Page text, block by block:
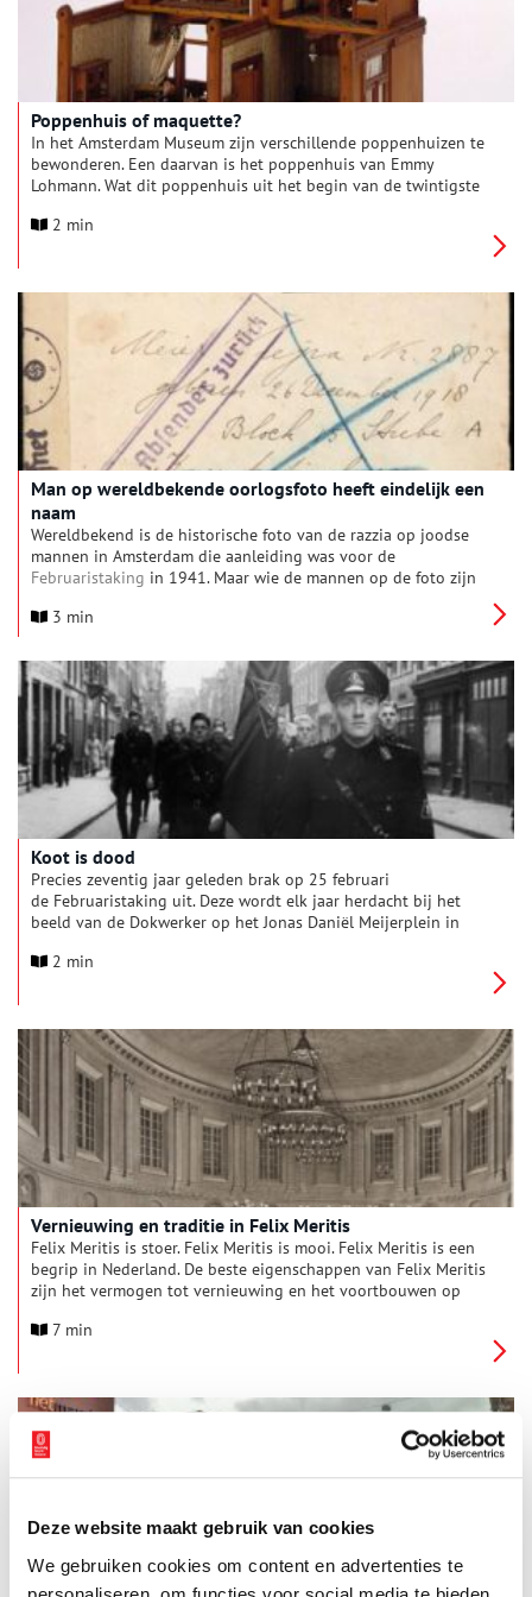
Deze website maakt gebruik van cookies
We gebruiken cookies om content en advertenties te
Poppenhuis of maquette?
In het Amsterdam Museum zijn verschillende poppenhuizen te
bewonderen. Een daarvan is het poppenhuis van Emmy
Lohmann. Wat dit poppenhuis uit het begin van de twintigste
poppenhuis was, maar eveneens een replica van het huis
2 min
Man op wereldbekende oorlogsfoto heeft eindelijk een
naam
Wereldbekend is de historische foto van de razzia op joodse
mannen in Amsterdam die aanleiding was voor de
Februaristaking in 1941. Maar wie de mannen op de foto zijn
presenteert vanaf 21 februari 2011 in de
dochter maakte kort daarvoor de identiteit van haar vader
bekend aan het museum. Eén van de mannen op de foto heeft
nu eindelijk een naam.
3 min
Koot is dood
Precies zeventig jaar geleden brak op 25 februari
de Februaristaking uit. Deze wordt elk jaar herdacht bij het
beeld van de Dokwerker op het Jonas Daniël Meijerplein in
de Duitse bezetter in Nederland. Ze was een reactie op de
knokploeg van de Nationaal Socialistische Beweging (NSB).
Een groep zeer gewelddadige mannen waar sinds kort meer
over bekend is.
2 min
Vernieuwing en traditie in Felix Meritis
Felix Meritis is stoer. Felix Meritis is mooi. Felix Meritis is een
begrip in Nederland. De beste eigenschappen van Felix Meritis
zijn het vermogen tot vernieuwing en het voortbouwen op
moet aanbeveling genoeg zijn, maar ik wil het wel toelichten
7 min